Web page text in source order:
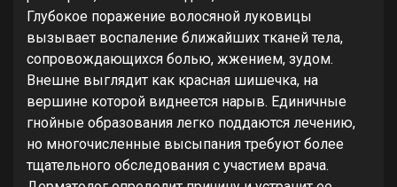
Глубокое поражение волосяной луковицы
вызывает воспаление ближайших тканей тела,
сопровождающихся болью, жжением, зудом.
Внешне выглядит как красная шишечка, на
вершине которой виднеется нарыв. Единичные
гнойные образования легко поддаются лечению,
но многочисленные высыпания требуют более
тщательного обследования с участием врача.